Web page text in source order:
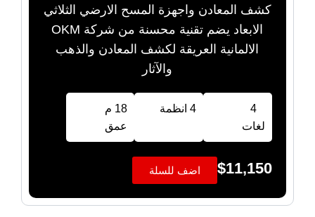
كشف المعادن واجهزة المسح الارضي الثلاثي
الابعاد يضم تقنية محسنة من شركة OKM
الالمانية العريقة لكشف المعادن والذهب
والآثار
4
لغات
4 انظمة
18 م
عمق
$11,150 اضف للسلة